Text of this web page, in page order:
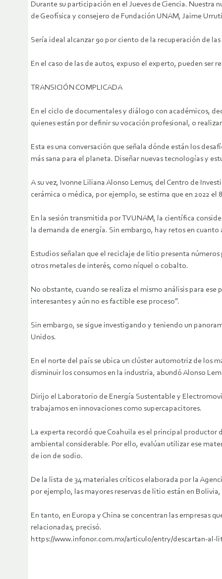
Durante su participación en el Jueves de Ciencia.
de Geofísica y consejero de Fundación UNAM, Jaime
Sería ideal alcanzar 90 por ciento de la recuperación de
En el caso de las de autos, expuso el experto, pueden
TRANSICIÓN COMPLICADA
En el ciclo de documentales y diálogo con académicos,
quienes están por definir su vocación profesional, o
Esta es una conversación que señala dónde están los
más sana para el planeta. Diseñar nuevas tecnologías y
A su vez, Ivonne Liliana Alonso Lemus, del Centro de
cerámica o médica, por ejemplo, se estima que en 2022
En la sesión transmitida por TVUNAM, la científica
la demanda de energía. Sin embargo, hay retos en
Estudios señalan que el reciclaje de litio presenta
otros metales de interés, como níquel o cobalto.
No obstante, cuando se realiza el mismo análisis para
interesantes y aún no es factible ese proceso”.
Sin embargo, se sigue investigando y teniendo un
Unidos.
En el norte del país se ubica un clúster automotriz de los
disminuir los consumos en la industria, abundó Alonso
Dirijo el Laboratorio de Energía Sustentable y
trabajamos en innovaciones como supercapacitores.
La experta recordó que Coahuila es el principal productor
ambiental considerable. Por ello, evalúan utilizar ese
de ion de sodio.
De la lista de 34 materiales críticos elaborada por la
por ejemplo, las mayores reservas de litio están en
En tanto, en Europa y China se concentran las empresas
relacionadas, precisó.
https://www.infonor.com.mx/articulo/entry/descartan-al-